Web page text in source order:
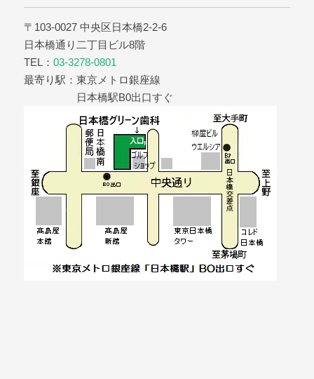
〒103-0027 中央区日本橋2-2-6
日本橋通り二丁目ビル8階
TEL： 03-3278-0801
最寄り駅：東京メトロ銀座線
日本橋駅B0出口すぐ